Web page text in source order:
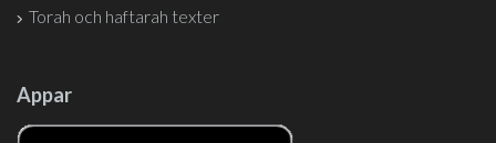
Torah och haftarah texter
Appar